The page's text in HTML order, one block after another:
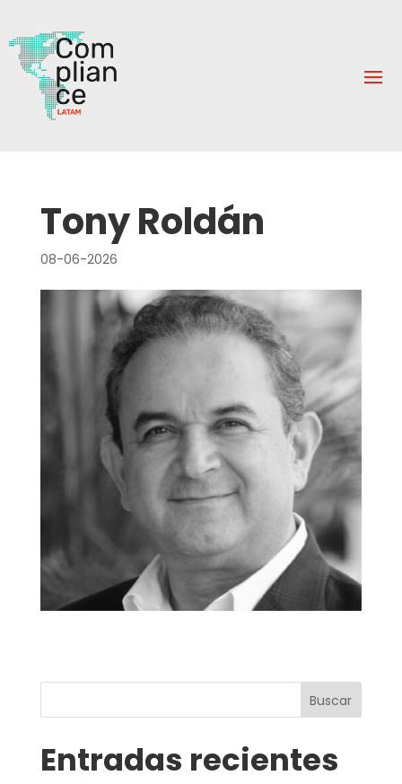
Tony Roldán
08-06-2026
Buscar
Entradas recientes